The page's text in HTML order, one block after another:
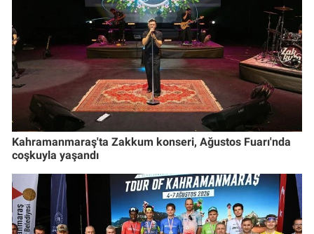
Kahramanmaraş'ta Zakkum konseri, Ağustos Fuarı'nda
coşkuyla yaşandı